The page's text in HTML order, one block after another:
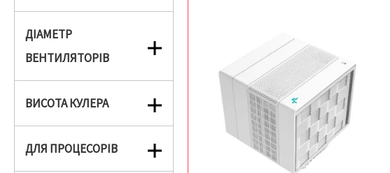
ДІАМЕТР
ВЕНТИЛЯТОРІВ
ВИСОТА КУЛЕРА
ДЛЯ ПРОЦЕСОРІВ